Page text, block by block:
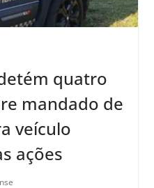
quatro
mandado de
veículo
ações